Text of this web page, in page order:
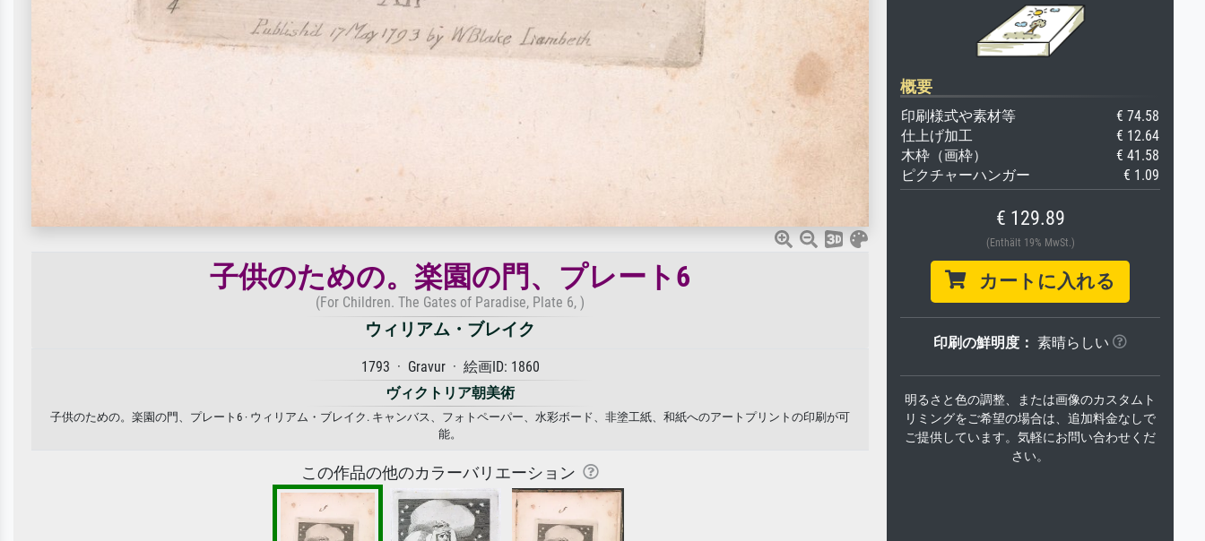
子供のための。楽園の門、プレート6
(For Children. The Gates of Paradise, Plate 6, )
ウィリアム・ブレイク
1793 · Gravur · 絵画ID: 1860
ヴィクトリア朝美術
子供のための。楽園の門、プレート6 · ウィリアム・ブレイク. キャンバス、フォトペーパー、水彩ボード、非塗工紙、和紙へのアートプリントの印刷が可
能。
この作品の他のカラーバリエーション
概要
印刷様式や素材等
€ 74.58
仕上げ加工
€ 12.64
木枠（画枠）
€ 41.58
ピクチャーハンガー
€ 1.09
€ 129.89
(Enthält 19% MwSt.)
カートに入れる
印刷の鮮明度： 素晴らしい
明るさと色の調整、または画像のカスタムト
リミングをご希望の場合は、追加料金なしで
ご提供しています。気軽にお問い合わせくだ
さい。